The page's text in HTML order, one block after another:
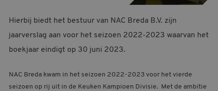
DE CLUB
MAATSCHAPPELIJK
Hierbij biedt het bestuur van NAC Breda B.V. zijn
jaarverslag aan voor het seizoen 2022-2023 waarvan het
boekjaar eindigt op 30 juni 2023.
NAC Breda kwam in het seizoen 2022-2023 voor het vierde
seizoen op rij uit in de Keuken Kampioen Divisie. Met de ambitie